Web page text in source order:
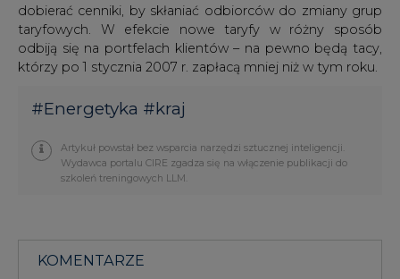
TREŚĆ KOMENTARZA
Przesłanie komentarza oznacza akceptację zasad korzystania z portalu